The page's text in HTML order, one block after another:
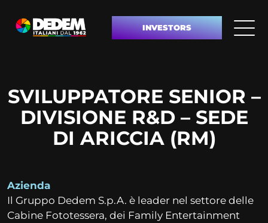
INVESTORS
SVILUPPATORE SENIOR –
DIVISIONE R&D – SEDE
DI ARICCIA (RM)
Azienda
Il Gruppo Dedem S.p.A. è leader nel settore delle
Cabine Fototessera, dei Family Entertainment